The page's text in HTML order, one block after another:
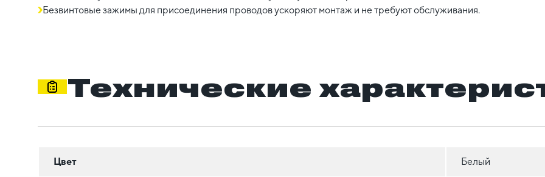
Безвинтовые зажимы для присоединения проводов ускоряют монтаж и не требуют обслуживания.
Технические
Цвет Белый